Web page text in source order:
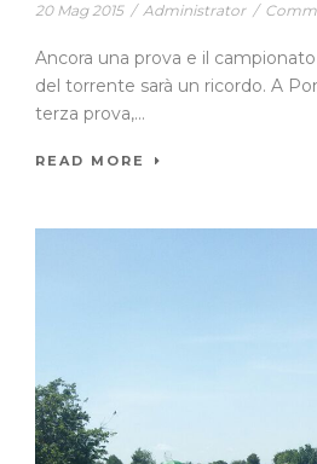
20 Mag 2015 / Administrator /
Ancora una prova e il
del torrente sarà un ricordo. A
terza prova,...
READ MORE